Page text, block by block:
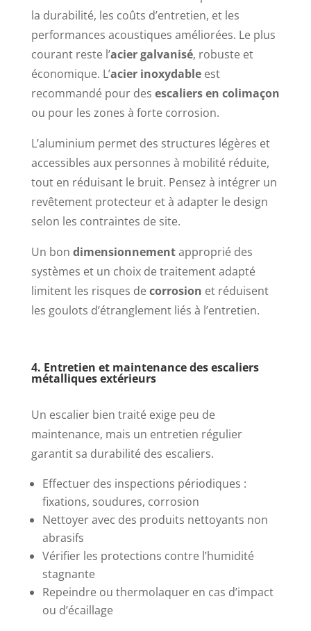
la durabilité, les coûts d’entretien, et les
performances acoustiques améliorées. Le plus
courant reste l’acier galvanisé, robuste et
économique. L’acier inoxydableest
recommandé pour des escaliers en colimaçon
ou pour les zones à forte corrosion.
L’aluminium permet des structures légères et
accessibles aux personnes à mobilité réduite,
tout en réduisant le bruit. Pensez à intégrer un
revêtement protecteur et à adapter le design
selon les contraintes de site.
Un bon dimensionnementapproprié des
systèmes et un choix de traitement adapté
limitent les risques decorrosion et réduisent
les goulots d’étranglement liés à l’entretien.
4. Entretien et maintenance des escaliers
métalliques extérieurs
Un escalier bien traité exige peu de
maintenance, mais un entretien régulier
garantit sa durabilité des escaliers.
Effectuer des inspections périodiques :
fixations, soudures, corrosion
Nettoyer avec des produits nettoyants non
abrasifs
Vérifier les protections contre l’humidité
stagnante
Repeindre ou thermolaquer en cas d’impact
ou d’écaillage